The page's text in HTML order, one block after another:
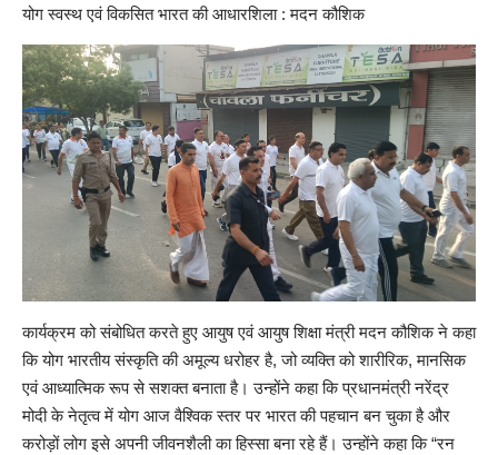
योग स्वस्थ एवं विकसित भारत की आधारशिला : मदन कौशिक
कार्यक्रम को संबोधित करते हुए आयुष एवं आयुष शिक्षा मंत्री मदन कौशिक ने कहा
कि योग भारतीय संस्कृति की अमूल्य धरोहर है, जो व्यक्ति को शारीरिक, मानसिक
एवं आध्यात्मिक रूप से सशक्त बनाता है। उन्होंने कहा कि प्रधानमंत्री नरेंद्र
मोदी के नेतृत्व में योग आज वैश्विक स्तर पर भारत की पहचान बन चुका है और
करोड़ों लोग इसे अपनी जीवनशैली का हिस्सा बना रहे हैं। उन्होंने कहा कि “रन